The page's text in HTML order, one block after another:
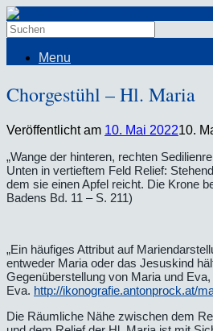
Menu
Chorgestühl – Hl. Maria
Veröffentlicht am 10. Mai 202210.
„Wange der hinteren, rechten
Unten in vertieftem Feld Relief:
dem sie einen Apfel reicht. Die Krone
Badens Bd. 11 – S. 211)
„Ein häufiges Attribut auf
entweder Maria oder das Jesuskind
Gegenüberstellung von Maria und
Eva. http://ikonografie.antonprock.at/
Die Räumliche Nähe zwischen dem